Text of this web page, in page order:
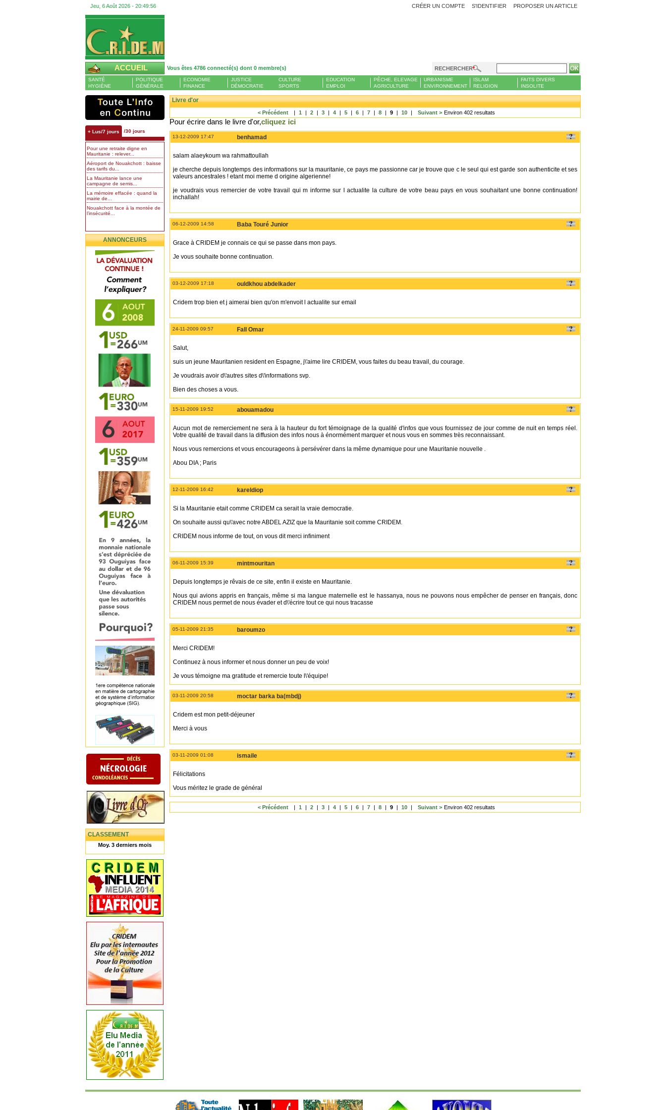
Jeu, 6 Août 2026 - 20:49:57 PROPOSER UN ARTICLE
CRÉER UN COMPTE S'IDENTIFIER
ACCUEIL Vous êtes 4786 connecté(s) dont 0 membre(s) RECHERCHER
SANTÉ
HYGIÈNE
POLITIQUE
GÉNÉRALE
ECONOMIE
FINANCE
JUSTICE
DÉMOCRATIE
CULTURE
SPORTS
EDUCATION
EMPLOI
PÊCHE, ELEVAGE
AGRICULTURE
URBANISME
ENVIRONNEMENT
ISLAM
RELIGION
FAITS DIVERS
INSOLITE
+ Lus/7 jours /30 jours
Pour une retraite digne en
Mauritanie : relever...
Aéroport de Nouakchott : baisse
des tarifs du...
La Mauritanie lance une
campagne de semis...
La mémoire effacée : quand la
mairie de...
Nouakchott face à la montée de
l’insécurité...
ANNONCEURS
CLASSEMENT
Moy. 3 derniers mois
Livre d'or
< Précédent | 1 | 2 | 3 | 4 | 5 | 6 | 7 | 8 | 9 | 10 | Suivant > Environ 402 resultats
Pour écrire dans le livre d'or,cliquez ici
13-12-2009 17:47 benhamad
salam alaeykoum wa rahmattoullah
je cherche depuis longtemps des informations sur la mauritanie, ce pays me passionne car je trouve que c le seul qui est garde son authenticite et ses
valeurs ancestrales ! etant moi meme d origine algerienne!
je voudrais vous remercier de votre travail qui m informe sur l actualite la culture de votre beau pays en vous souhaitant une bonne continuation!
inchallah!
06-12-2009 14:58 Baba Touré Junior
Grace à CRIDEM je connais ce qui se passe dans mon pays.
Je vous souhaite bonne continuation.
03-12-2009 17:18 ouldkhou abdelkader
Cridem trop bien et j aimerai bien qu'on m'envoit l actualite sur email
24-11-2009 09:57 Fall Omar
Salut,
suis un jeune Mauritanien resident en Espagne, j\'aime lire CRIDEM, vous faites du beau travail, du courage.
Je voudrais avoir d\'autres sites d\'informations svp.
Bien des choses a vous.
15-11-2009 19:52 abouamadou
Aucun mot de remerciement ne sera à la hauteur du fort témoignage de la qualité d'infos que vous fournissez de jour comme de nuit en temps réel.
Votre qualité de travail dans la diffusion des infos nous à énormément marquer et nous vous en sommes très reconnaissant.
Nous vous remercions et vous encourageons à persévérer dans la même dynamique pour une Mauritanie nouvelle .
Abou DIA ; Paris
12-11-2009 16:42 kareldiop
Si la Mauritanie etait comme CRIDEM ca serait la vraie democratie.
On souhaite aussi qu\'avec notre ABDEL AZIZ que la Mauritanie soit comme CRIDEM.
CRIDEM nous informe de tout, on vous dit merci infiniment
06-11-2009 15:39 mintmouritan
Depuis longtemps je rêvais de ce site, enfin il existe en Mauritanie.
Nous qui avions appris en français, même si ma langue maternelle est le hassanya, nous ne pouvons nous empêcher de penser en français, donc
CRIDEM nous permet de nous évader et d\'écrire tout ce qui nous tracasse
05-11-2009 21:35 baroumzo
Merci CRIDEM!
Continuez à nous informer et nous donner un peu de voix!
Je vous témoigne ma gratitude et remercie toute l\'équipe!
03-11-2009 20:58 moctar barka ba(mbdj)
Cridem est mon petit-déjeuner
Merci à vous
03-11-2009 01:08 ismaile
Félicitations
Vous méritez le grade de général
< Précédent | 1 | 2 | 3 | 4 | 5 | 6 | 7 | 8 | 9 | 10 | Suivant > Environ 402 resultats